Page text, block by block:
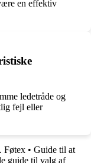
en effektiv
ledetråde og
fejl eller
Føtex • Guide til at
guide til valg af